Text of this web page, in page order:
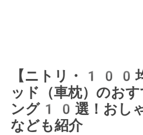
【ニトリ・100
ッド（車枕）のお
ング10選！おし
なども紹介